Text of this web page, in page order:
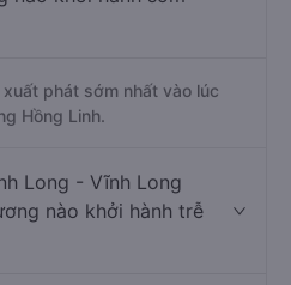
phát sớm nhất vào lúc
Hồng Linh.
Long - Vĩnh Long
nào khởi hành trễ